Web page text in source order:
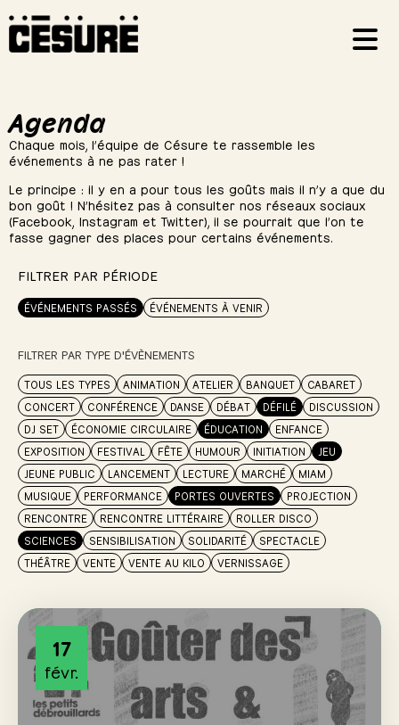
Agenda
Chaque mois, l’équipe de Césure te rassemble les
événements à ne pas rater !
Le principe : il y en a pour tous les goûts mais il n’y a que du
bon goût ! N’hésitez pas à consulter nos réseaux sociaux
(Facebook, Instagram et Twitter), il se pourrait que l’on te
fasse gagner des places pour certains événements.
FILTRER PAR PÉRIODE
ÉVÉNEMENTS PASSÉS ÉVÉNEMENTS À VENIR
FILTRER PAR TYPE D'ÉVÈNEMENTS
TOUS LES TYPES ANIMATION ATELIER BANQUET
CABARET
CONCERT
CONFÉRENCE DANSE DÉBAT DÉFILÉ
DISCUSSION
DJ SET
ÉCONOMIE CIRCULAIRE ÉDUCATION
ENFANCE
EXPOSITION
FESTIVAL FÊTE HUMOUR INITIATION
JEU
JEUNE PUBLIC
LANCEMENT LECTURE MARCHÉ
MIAM
MUSIQUE
PERFORMANCE PORTES OUVERTES
PROJECTION
RENCONTRE
RENCONTRE LITTÉRAIRE
ROLLER DISCO
SCIENCES
SENSIBILISATION SOLIDARITÉ
SPECTACLE
THÉÂTRE
VENTE VENTE AU KILO VERNISSAGE
17
févr.